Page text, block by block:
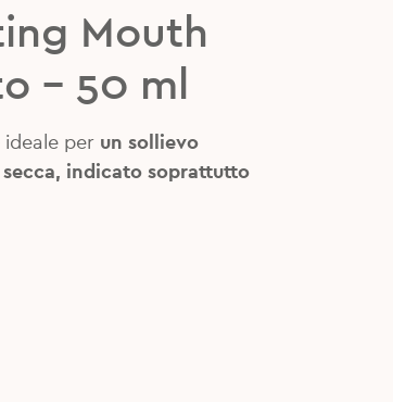
Mouth
– 50 ml
ideale per un sollievo
indicato soprattutto